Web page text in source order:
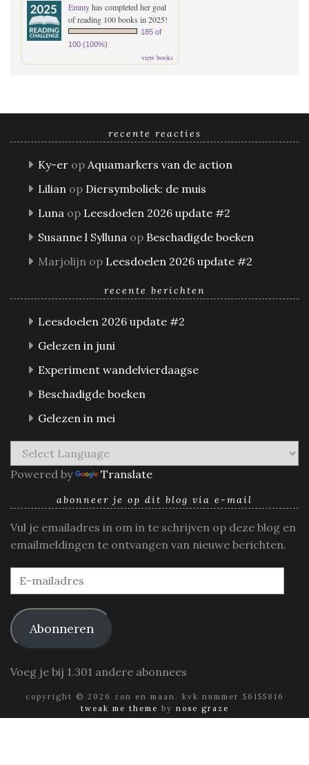
Emmyhas completed her goal
of reading 100 books in 2025!
185 of
100 (100%)
view books
recente reacties
Ky-er op Aquamarkers van de action
Lilian op Diersymboliek: de muis
Luna op Leesdoelen 2026 update #2
Susanne l Sylluna op Beschadigde boeken
Marjolijn op Leesdoelen 2026 update #2
recente berichten
Leesdoelen 2026 update #2
Gelezen in juni
Experiment wandelvierdaagse
Beschadigde boeken
Gelezen in mei
Powered by Translate
abonneer je op dit blog via e-mail
Vul je emailadres in om in te schrijven op deze blog en
emailmeldingen te ontvangen van nieuwe berichten.
E-
mailadres
Abonneren
Voeg je bij 1.301 andere abonnees
copyright © 2026 zon en maan. kvk nummer 56155816
tweak me theme by nose graze